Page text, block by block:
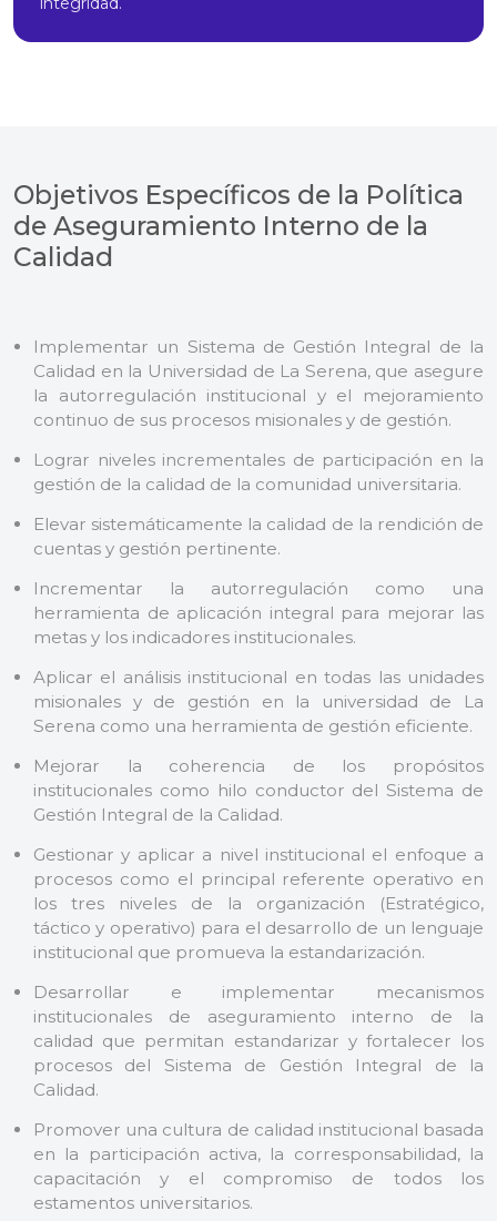
Objetivos Específicos de la Política
de Aseguramiento Interno de la
Calidad
Implementar un Sistema de Gestión Integral de la
Calidad en la Universidad de La Serena, que asegure
la autorregulación institucional y el mejoramiento
continuo de sus procesos misionales y de gestión.
Lograr niveles incrementales de participación en la
gestión de la calidad de la comunidad universitaria.
Elevar sistemáticamente la calidad de la rendición de
cuentas y gestión pertinente.
Incrementar la autorregulación como una
herramienta de aplicación integral para mejorar las
metas y los indicadores institucionales.
Aplicar el análisis institucional en todas las unidades
misionales y de gestión en la universidad de La
Serena como una herramienta de gestión eficiente.
Mejorar la coherencia de los propósitos
institucionales como hilo conductor del Sistema de
Gestión Integral de la Calidad.
Gestionar y aplicar a nivel institucional el enfoque a
procesos como el principal referente operativo en
los tres niveles de la organización (Estratégico,
táctico y operativo) para el desarrollo de un lenguaje
institucional que promueva la estandarización.
Desarrollar e implementar mecanismos
institucionales de aseguramiento interno de la
calidad que permitan estandarizar y fortalecer los
procesos del Sistema de Gestión Integral de la
Calidad.
Promover una cultura de calidad institucional basada
en la participación activa, la corresponsabilidad, la
capacitación y el compromiso de todos los
estamentos universitarios.